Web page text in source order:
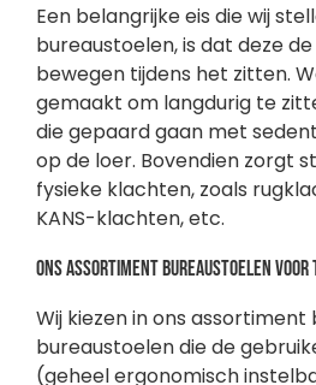
Een belangrijke eis die wij
bureaustoelen, is dat deze
bewegen tijdens het zitten.
gemaakt om langdurig te
die gepaard gaan met
op de loer. Bovendien zorgt
fysieke klachten, zoals
KANS-klachten, etc.
Ons assortiment bureaustoelen voor
Wij kiezen in ons
bureaustoelen die de
(geheel ergonomisch